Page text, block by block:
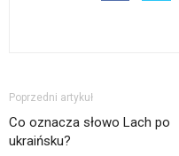
Poprzedni artykuł
Co oznacza słowo Lach po
ukraińsku?